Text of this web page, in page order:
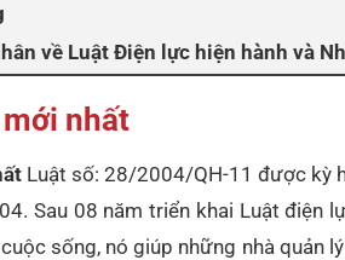
về Luật Điện lực hiện hành và
nhất
Luật số: 28/2004/QH-11 được kỳ
Sau 08 năm triển khai Luật điện
sống, nó giúp những nhà quản